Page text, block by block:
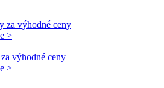
za výhodné ceny
>
výhodné ceny
>